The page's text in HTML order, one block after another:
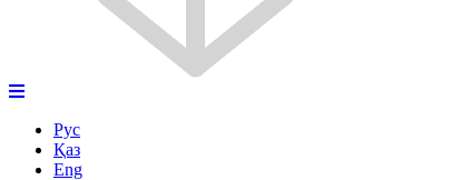
Рус
Қаз
Eng